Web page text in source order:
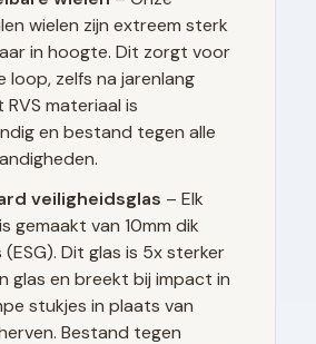
wielen zijn extreem sterk
in hoogte. Dit zorgt voor
loop, zelfs na jarenlang
RVS materiaal is
en bestand tegen alle
veiligheidsglas – Elk
gemaakt van 10mm dik
Dit glas is 5x sterker
glas en breekt bij impact in
stukjes in plaats van
Bestand tegen